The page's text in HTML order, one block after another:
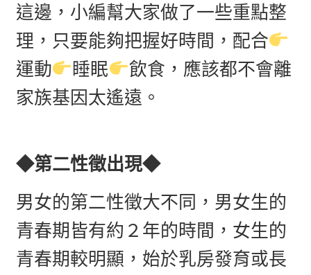
這邊，小編幫大家做了一些重點整
理，只要能夠把握好時間，配合
運動
睡眠
飲食，應該都不會離
家族基因太遙遠。
◆第二性徵出現◆
男女的第二性徵大不同，男女生的
青春期皆有約２年的時間，女生的
青春期較明顯，始於乳房發育或長